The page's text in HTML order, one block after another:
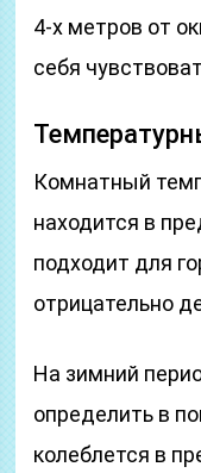
4-х метров от
себя
Комнатный
находится в
подходит для
отрицательно
На зимний
определить в
колеблется в